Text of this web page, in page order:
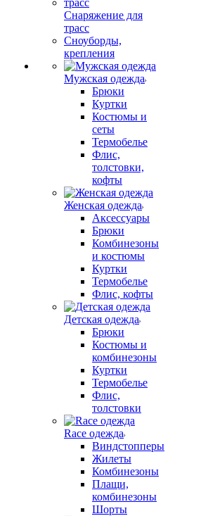
Снаряжение для
трасс
Сноуборды,
крепления
Мужская одежда
Брюки
Куртки
Костюмы и
сеты
Термобелье
Флис,
толстовки,
кофты
Женская одежда
Аксессуары
Брюки
Комбинезоны
и костюмы
Куртки
Термобелье
Флис, кофты
Детская одежда
Брюки
Костюмы и
комбинезоны
Куртки
Термобелье
Флис,
толстовки
Race одежда
Виндстопперы
Жилеты
Комбинезоны
Плащи,
комбинезоны
Шорты